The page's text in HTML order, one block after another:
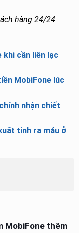
hàng 24/24
khi cần liên lạc
MobiFone lúc
nhận chiết
tinh ra máu ở
MobiFone thêm